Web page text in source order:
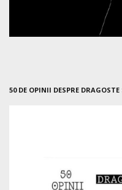
50 DE OPINII DESPRE